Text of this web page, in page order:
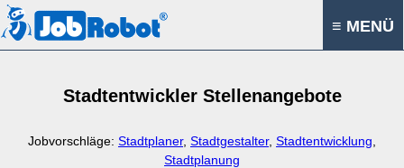
≡ MENÜ
Stadtentwickler Stellenangebote
Jobvorschläge: Stadtplaner, Stadtgestalter, Stadtentwicklung
Stadtplanung